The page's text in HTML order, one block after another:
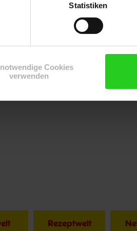
Statistiken
Cookies
verwenden
Rezeptwelt